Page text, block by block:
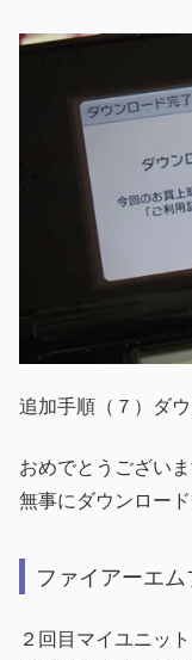
追加手順（７）ダ
おめでとうございま
無事にダウンロード
ファイアーエ
２回目マイユニッ